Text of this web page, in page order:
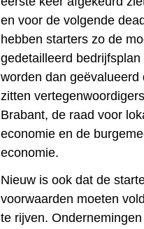
en voor de volgende
hebben starters zo de
gedetailleerd
worden dan
zitten
Brabant, de raad voor
economie en de
economie.
Nieuw is ook dat de
voorwaarden moeten
te rijven.